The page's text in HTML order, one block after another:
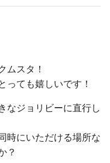
ムスタ！
っても嬉しいです！
なジョリビーに直行し
時にいただける場所な
？